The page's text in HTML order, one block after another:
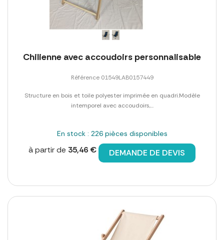
Chilienne avec accoudoirs personnalisable
Référence 01549LAB0157449
Structure en bois et toile polyester imprimée en quadri.Modèle
intemporel avec accoudoirs,...
En stock : 226 pièces disponibles
à partir de 35,46 € DEMANDE DE DEVIS